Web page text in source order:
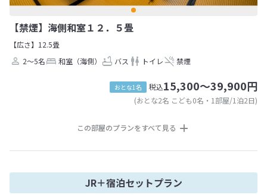
【禁煙】海側和室１２．５畳
【広さ】12.5畳
2～5名
和室（海側） バス トイレ 禁煙
おとな1名 税込15,300～39,900円
(おとな2名 こども0名・1部屋/1泊2日)
この部屋のプランをすべて見る
JR＋宿泊セットプラン